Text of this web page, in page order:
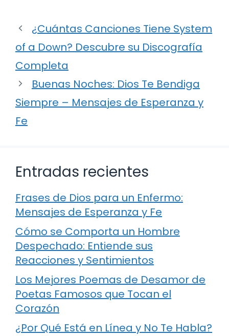
¿Cuántas Canciones Tiene System
of a Down? Descubre su Discografía
Completa
Buenas Noches: Dios Te Bendiga
Siempre – Mensajes de Esperanza y
Fe
Entradas recientes
Frases de Dios para un Enfermo:
Mensajes de Esperanza y Fe
Cómo se Comporta un Hombre
Despechado: Entiende sus
Reacciones y Sentimientos
Los Mejores Poemas de Desamor de
Poetas Famosos que Tocan el
Corazón
¿Por Qué Está en Línea y No Te Habla?